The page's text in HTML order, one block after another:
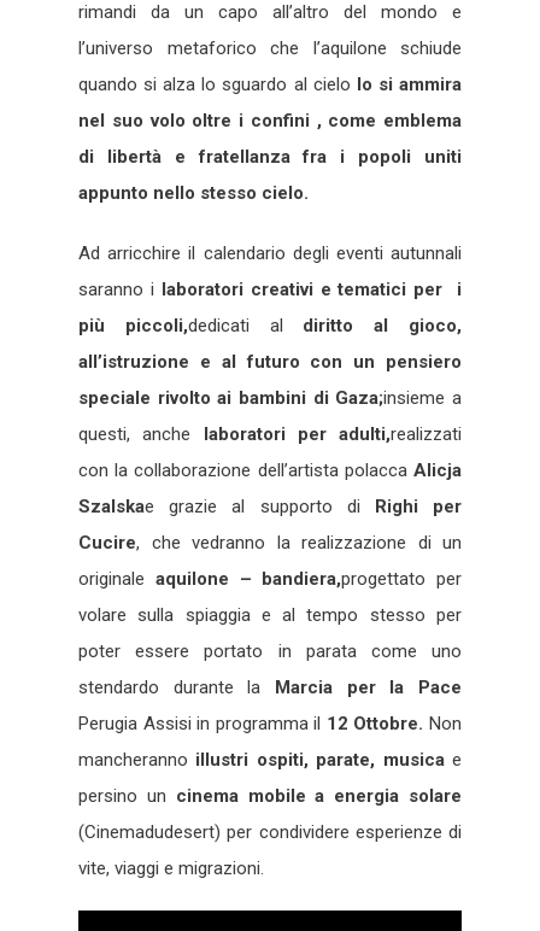
rimandi da un capo all’altro del mondo e
l’universo metaforico che l’aquilone schiude
quando si alza lo sguardo al cielo lo si ammira
nel suo volo oltre i confini , come emblema
di libertà
e fratellanza fra i popoli uniti
appunto nello stesso cielo.
Ad arricchire il calendario degli eventi autunnali
saranno i laboratori creativi e tematici per i
più piccoli,dedicati al diritto al gioco,
all’istruzione e al futuro con un pensiero
speciale rivolto ai bambini di Gaza;insieme a
questi, anche laboratori per adulti,realizzati
con la collaborazione dell’artista polaccaAlicja
Szalskae grazie al supporto di Righi per
Cucire, che vedranno la realizzazione di un
originale aquilone – bandiera,progettato per
volare sulla spiaggia e al tempo stesso per
poter essere portato in parata come uno
stendardo durante la Marcia per la Pace
Perugia Assisi in programma il 12 Ottobre. Non
mancheranno illustri ospiti, parate, musicae
persino un cinema mobile a energia solare
(Cinemadudesert) per condividere esperienze di
vite, viaggi e migrazioni.